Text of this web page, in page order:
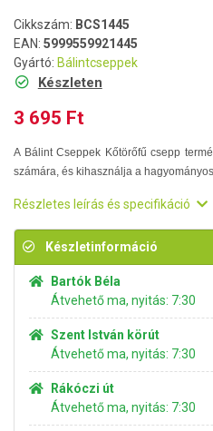
Cikkszám: BCS1445
EAN: 5999559921445
Gyártó: Bálintcseppek
Készleten
3 695 Ft
A Bálint Cseppek Kőtörőfű csepp
számára, és kihasználja a
Részletes leírás és specifikáció
Készletinformáció
Bartók Béla
Átvehető ma, nyitás: 7:30
Szent István körút
Átvehető ma, nyitás: 7:30
Rákóczi út
Átvehető ma, nyitás: 7:30